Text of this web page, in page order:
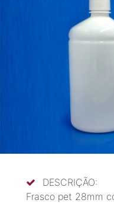
DESCRIÇÃO:
Frasco pet 28mm